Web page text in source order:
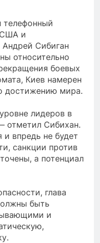
США и
Сибиган
относительно
боевых
Киев намерен
достижению мира.
лидеров в
отметил Сибихан.
впредь не будет
санкции против
а потенциал
глава
быть
и